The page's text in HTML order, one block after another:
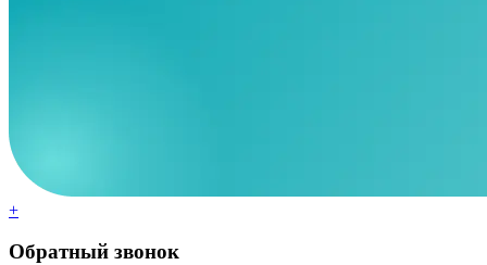
+
Обратный звонок